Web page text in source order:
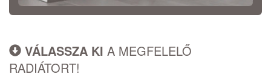
VÁLASSZA KI A MEGFELELŐ
RADIÁTORT!